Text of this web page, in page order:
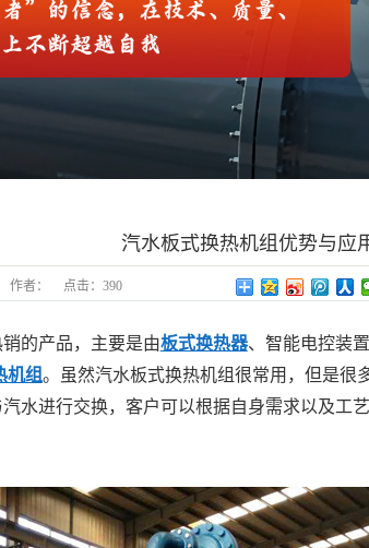
汽水板式换热机组优势与应
作者： 点击： 390
的产品，主要是由板式换热器、智能电控装
机组。虽然汽水板式换热机组很常用，但是很
水进行交换，客户可以根据自身需求以及工